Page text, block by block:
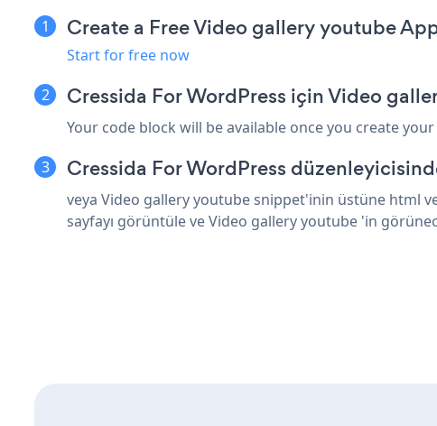
Create a Free Video gallery youtube
Start for free now
Cressida For WordPress için Video
Your code block will be available once you create
Cressida For WordPress
veya Video gallery youtube snippet'inin üstüne html
sayfayı görüntüle ve Video gallery youtube 'in